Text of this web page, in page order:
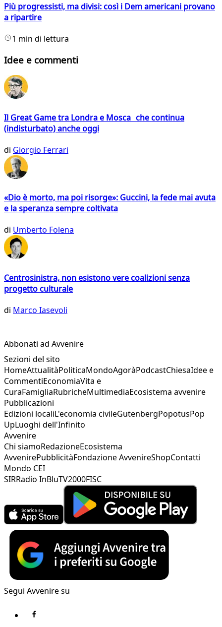
Più progressisti, ma divisi: così i Dem americani provano
a ripartire
1 min di lettura
Idee e commenti
Il Great Game tra Londra e Mosca che continua
(indisturbato) anche oggi
di Giorgio Ferrari
«Dio è morto, ma poi risorge»: Guccini, la fede mai avuta
e la speranza sempre coltivata
di Umberto Folena
Centrosinistra, non esistono vere coalizioni senza
progetto culturale
di Marco Iasevoli
Abbonati ad Avvenire
Sezioni del sito
HomeAttualitàPoliticaMondoAgoràPodcastChiesaIdee e
CommentiEconomiaVita e
CuraFamigliaRubricheMultimediaEcosistema avvenire
Pubblicazioni
Edizioni localiL'economia civileGutenbergPopotusPop
UpLuoghi dell'Infinito
Avvenire
Chi siamoRedazioneEcosistema
AvvenirePubblicitàFondazione AvvenireShopContatti
Mondo CEI
SIRRadio InBluTV2000FISC
Segui Avvenire su